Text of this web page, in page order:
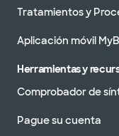
Tratamientos y
Aplicación móvil
Herramientas y
Comprobador de
Pague su cuenta